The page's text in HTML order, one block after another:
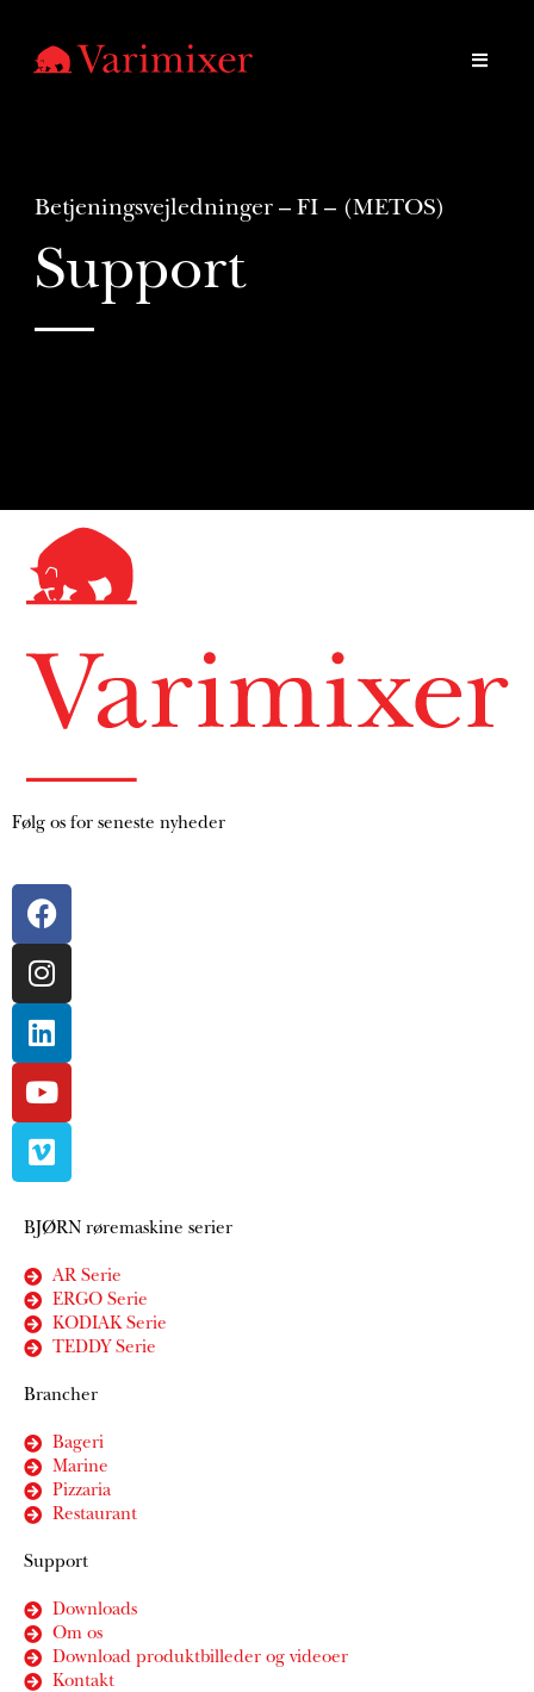
Betjeningsvejledninger – FI – (METOS)
Support
Følg os for seneste nyheder
BJØRN røremaskine serier
AR Serie
ERGO Serie
KODIAK Serie
TEDDY Serie
Brancher
Bageri
Marine
Pizzaria
Restaurant
Support
Downloads
Om os
Download produktbilleder og videoer
Kontakt